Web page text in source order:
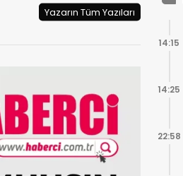
Yazarın Tüm Yazıları
14:15
14:25
22:58